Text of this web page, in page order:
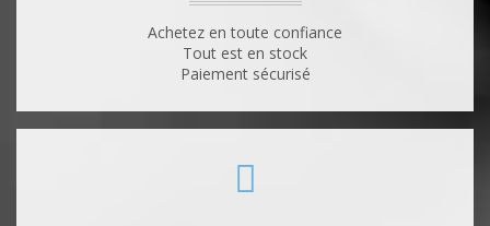
Achetez en toute confiance
Tout est en stock
Paiement sécurisé